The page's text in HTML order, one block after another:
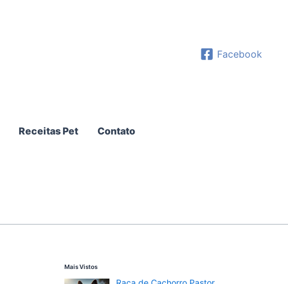
Facebook
Receitas Pet Contato
Mais Vistos